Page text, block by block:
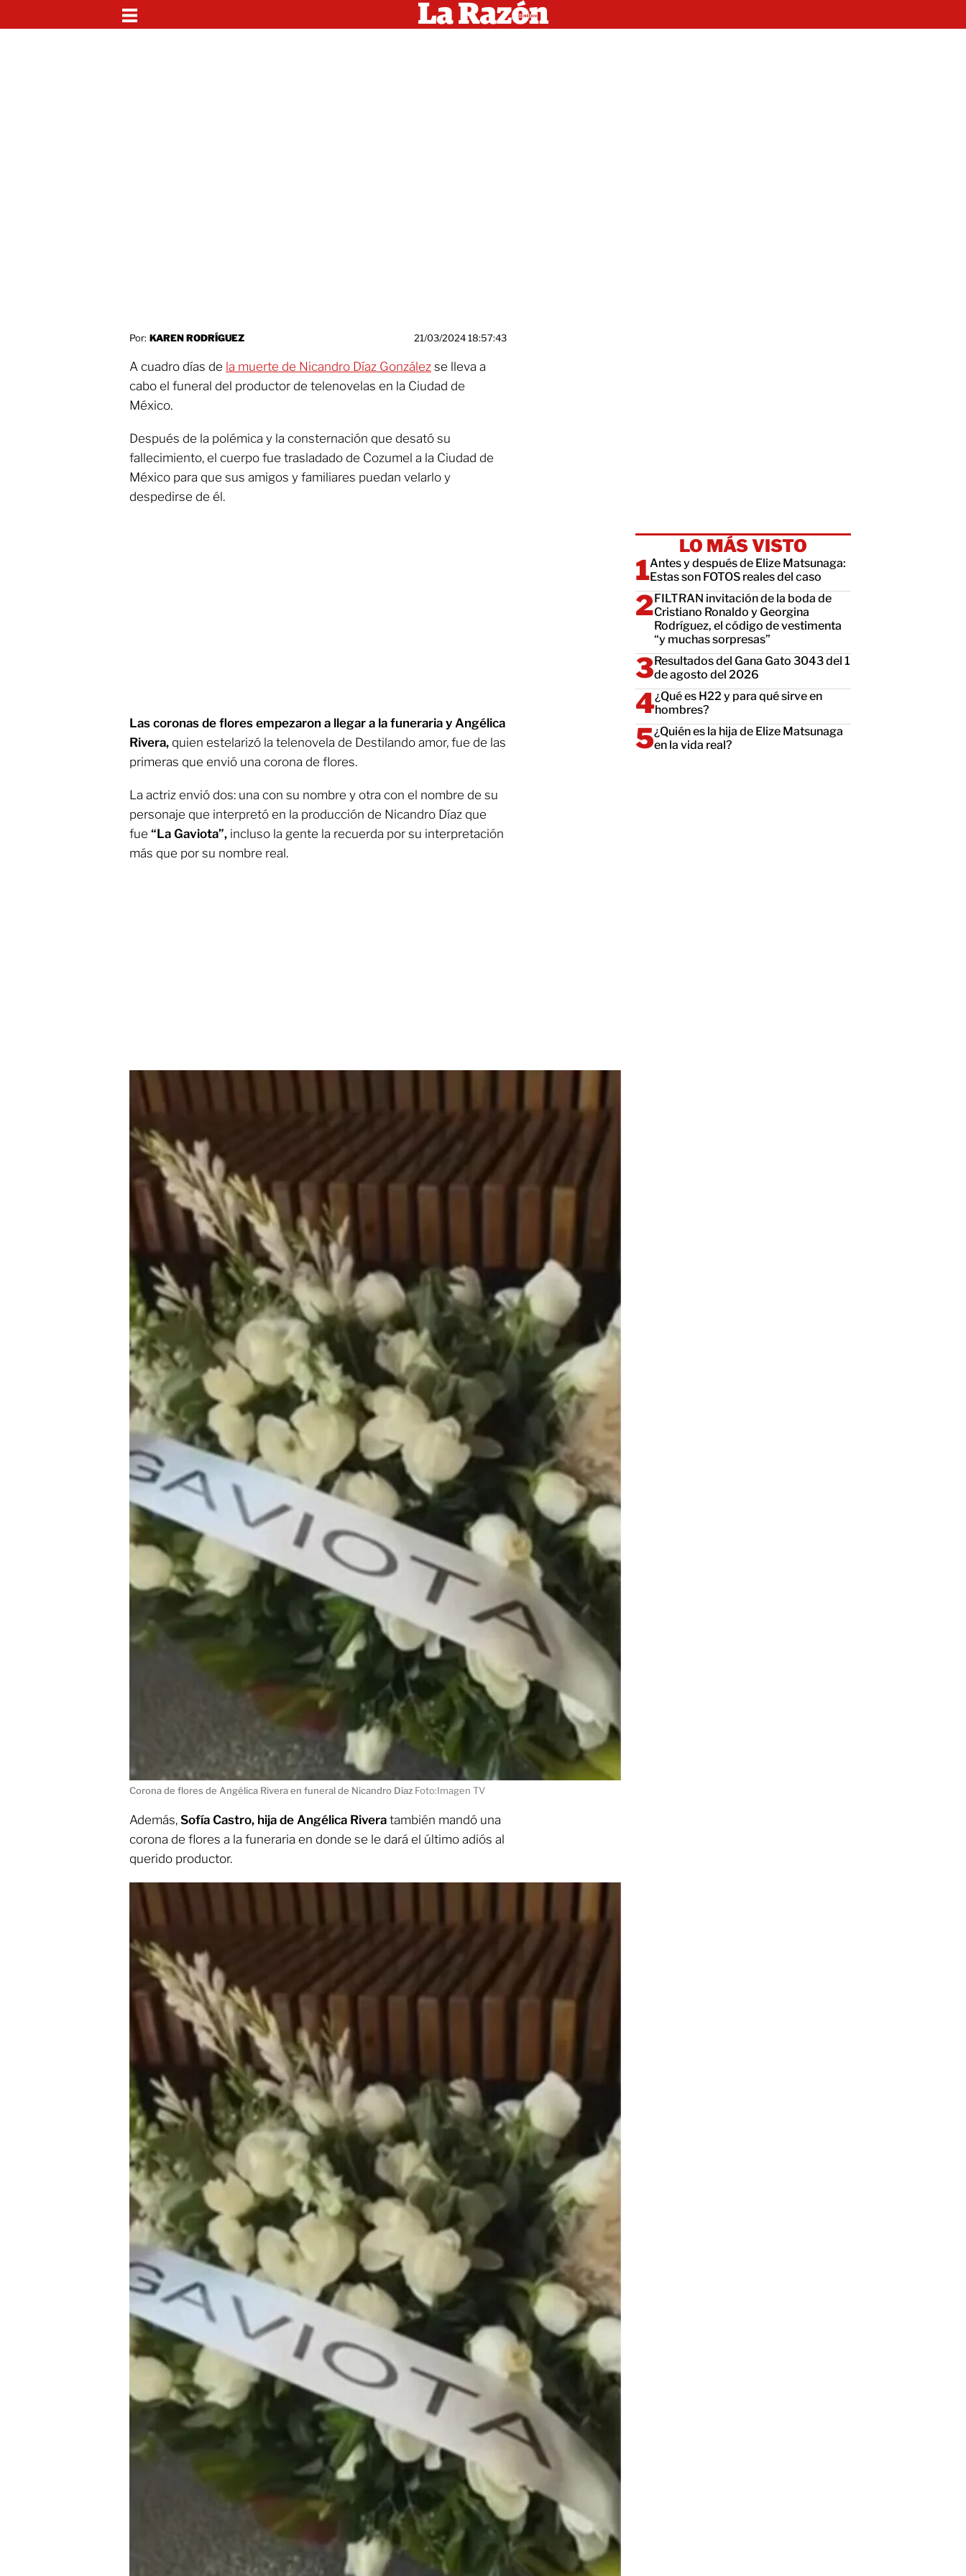
Por: KAREN RODRÍGUEZ 21/03/2024 18:57:43
A cuadro días de la muerte de Nicandro Díaz González se lleva a
cabo el funeral del productor de telenovelas en la Ciudad de
México.
Después de la polémica y la consternación que desató su
fallecimiento, el cuerpo fue trasladado de Cozumel a la Ciudad de
México para que sus amigos y familiares puedan velarlo y
despedirse de él.
Las coronas de flores empezaron a llegar a la funeraria y Angélica
Rivera, quien estelarizó la telenovela de Destilando amor, fue de las
primeras que envió una corona de flores.
La actriz envió dos: una con su nombre y otra con el nombre de su
personaje que interpretó en la producción de Nicandro Díaz que
fue “La Gaviota”, incluso la gente la recuerda por su interpretación
más que por su nombre real.
Corona de flores de Angélica Rivera en funeral de Nicandro Díaz Foto:Imagen TV
Además, Sofía Castro, hija de Angélica Rivera también mandó una
corona de flores a la funeraria en donde se le dará el último adiós al
querido productor.
LO MÁS VISTO
Antes y después de Elize Matsunaga:
Estas son FOTOS reales del caso
FILTRAN invitación de la boda de
Cristiano Ronaldo y Georgina
Rodríguez, el código de vestimenta
“y muchas sorpresas”
Resultados del Gana Gato 3043 del 1
de agosto del 2026
¿Qué es H22 y para qué sirve en
hombres?
¿Quién es la hija de Elize Matsunaga
en la vida real?